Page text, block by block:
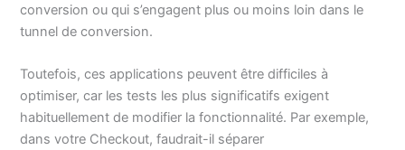
conversion ou qui s’engagent plus ou moins loin dans le
tunnel de conversion.
Toutefois, ces applications peuvent être difficiles à
optimiser, car les tests les plus significatifs exigent
habituellement de modifier la fonctionnalité. Par exemple,
dans votre Checkout, faudrait-il séparer